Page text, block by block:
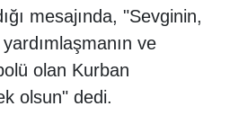
mesajında, "Sevginin,
ve
olan Kurban
olsun" dedi.